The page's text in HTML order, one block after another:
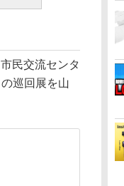
民交流センタ
巡回展を山